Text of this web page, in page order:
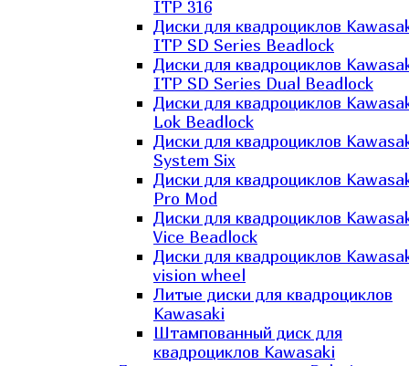
ITP 316
Диски для квадроциклов
ITP SD Series Beadlock
Диски для квадроциклов
ITP SD Series Dual Beadlock
Диски для квадроциклов
Lok Beadlock
Диски для квадроциклов
System Six
Диски для квадроциклов
Pro Mod
Диски для квадроциклов
Vice Beadlock
Диски для квадроциклов
vision wheel
Литые диски для квадроциклов
Kawasaki​
Штампованный диск для
квадроциклов Kawasaki​